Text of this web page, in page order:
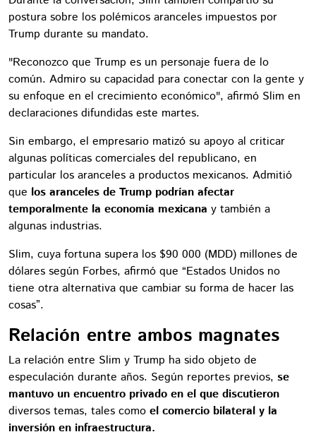
postura sobre los polémicos aranceles impuestos por
Trump durante su mandato.
"Reconozco que Trump es un personaje fuera de lo
común. Admiro su capacidad para conectar con la gente y
su enfoque en el crecimiento económico", afirmó Slim en
declaraciones difundidas este martes.
Sin embargo, el empresario matizó su apoyo al criticar
algunas políticas comerciales del republicano, en
particular los aranceles a productos mexicanos. Admitió
que los aranceles de Trump podrían afectar
temporalmente la economía mexicana y también a
algunas industrias.
Slim, cuya fortuna supera los $90 000 (MDD) millones de
dólares según Forbes, afirmó que “Estados Unidos no
tiene otra alternativa que cambiar su forma de hacer las
cosas”.
Relación entre ambos magnates
La relación entre Slim y Trump ha sido objeto de
especulación durante años. Según reportes previos, se
mantuvo un encuentro privado en el que discutieron
diversos temas, tales como el comercio bilateral y la
inversión en infraestructura.